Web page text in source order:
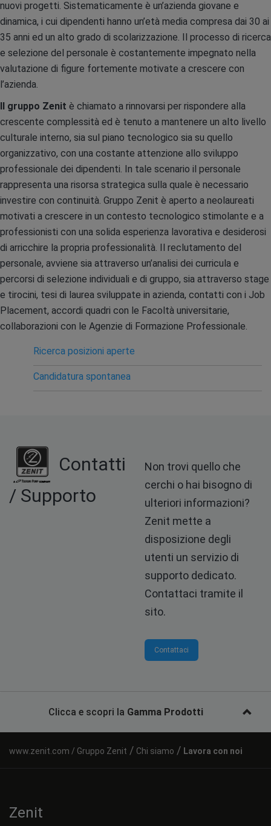
nuovi progetti. Sistematicamente è un’azienda giovane e
dinamica, i cui dipendenti hanno un’età media compresa dai 30 ai
35 anni ed un alto grado di scolarizzazione. Il processo di ricerca
e selezione del personale è costantemente impegnato nella
valutazione di figure fortemente motivate a crescere con
l’azienda.
Il gruppo Zenit è chiamato a rinnovarsi per rispondere alla
crescente complessità ed è tenuto a mantenere un alto livello
culturale interno, sia sul piano tecnologico sia su quello
organizzativo, con una costante attenzione allo sviluppo
professionale dei dipendenti. In tale scenario il personale
rappresenta una risorsa strategica sulla quale è necessario
investire con continuità. Gruppo Zenit è aperto a neolaureati
motivati a crescere in un contesto tecnologico stimolante e a
professionisti con una solida esperienza lavorativa e desiderosi
di arricchire la propria professionalità. Il reclutamento del
personale, avviene sia attraverso un’analisi dei curricula e
percorsi di selezione individuali e di gruppo, sia attraverso stage
e tirocini, tesi di laurea sviluppate in azienda, contatti con i Job
Placement, accordi quadri con le Facoltà universitarie,
collaborazioni con le Agenzie di Formazione Professionale.
Ricerca posizioni aperte
Candidatura spontanea
Contatti
/ Supporto
Non trovi quello che
cerchi o hai bisogno di
ulteriori informazioni?
Zenit mette a
disposizione degli
utenti un servizio di
supporto dedicato.
Contattaci tramite il
sito.
Contattaci
Clicca e scopri la Gamma Prodotti
Gruppo Zenit / Chi siamo / Lavora con noi
Zenit